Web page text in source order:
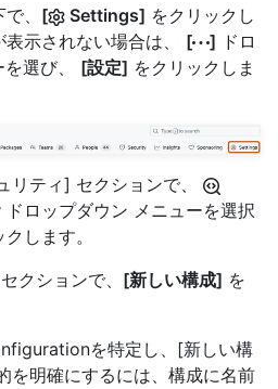
、 [ Settings] をクリックし
示されない場合は、 [ ] ドロ
選び、 [設定] をクリックしま
リティ] セクションで、
ドロップダウン メニューを選択
します。
クションで、 [新しい構成] を
を特定し、[新しい構
を明確にするには、構成に名前